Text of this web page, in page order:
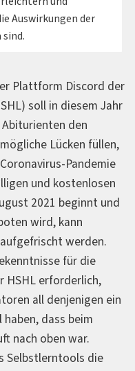
Auswirkungen der
Plattform Discord der
soll in diesem Jahr
den
Lücken füllen,
Pandemie
und kostenlosen
2021 beginnt und
wird, kann
werden.
für die
HSHL erforderlich,
all denjenigen ein
dass beim
nach oben war.
Selbstlerntools die